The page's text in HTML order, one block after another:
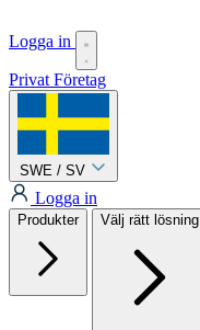
Logga in
Privat Företag
SWE / SV
Logga in
Produkter Välj rätt lösning